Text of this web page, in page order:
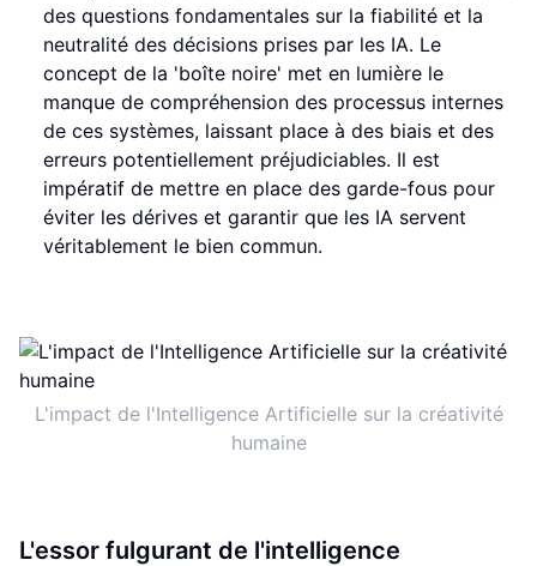
des questions fondamentales sur la fiabilité et la
neutralité des décisions prises par les IA. Le
concept de la 'boîte noire' met en lumière le
manque de compréhension des processus internes
de ces systèmes, laissant place à des biais et des
erreurs potentiellement préjudiciables. Il est
impératif de mettre en place des garde-fous pour
éviter les dérives et garantir que les IA servent
véritablement le bien commun.
L'impact de l'Intelligence Artificielle sur la créativité
humaine
L'essor fulgurant de l'intelligence